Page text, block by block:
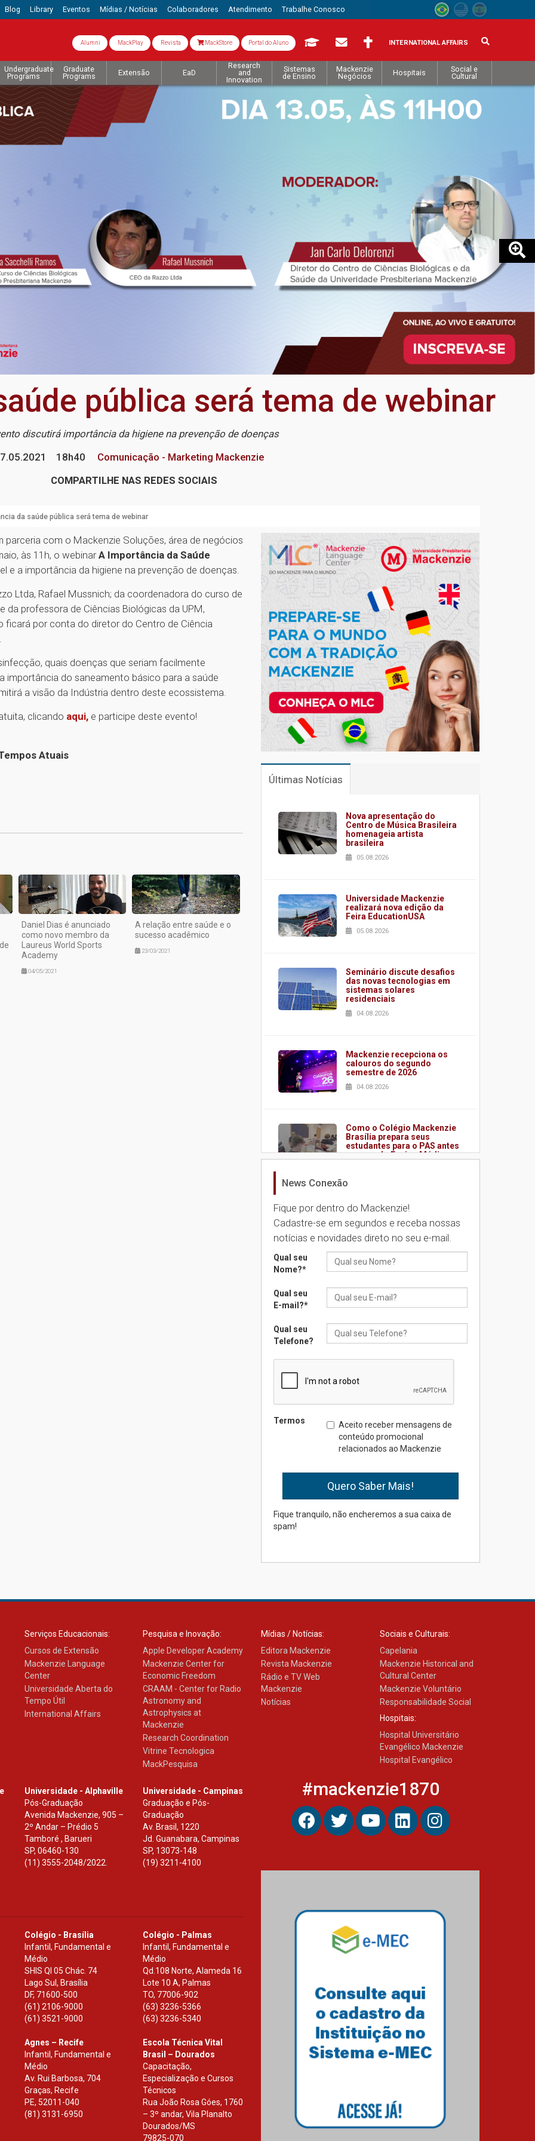
Blog Library Eventos Mídias / Notícias Colaboradores Atendimento Trabalhe Conosco
Alumni MackPlay Revista MackStore Portal do Aluno INTERNATIONAL AFFAIRS
Undergraduate
Programs
Graduate
Programs
Extensão EaD
Research
and
Innovation
Sistemas
de Ensino
Mackenzie
Negócios
Hospitais
Social e
Cultural
pública será tema de webinar
discutirá importância da higiene na prevenção de doenças
18h40
Comunicação - Marketing Mackenzie
COMPARTILHE NAS REDES SOCIAIS
da saúde pública será tema de webinar
parceria com o Mackenzie Soluções, área de negócios
às 11h, o webinar A Importância da Saúde
e a importância da higiene na prevenção de doenças.
Ltda, Rafael Mussnich; da coordenadora do curso de
da professora de Ciências Biológicas da UPM,
ficará por conta do diretor do Centro de Ciência
quais doenças que seriam facilmente
importância do saneamento básico para a saúde
a visão da Indústria dentro deste ecossistema.
clicando aqui, e participe deste evento!
Atuais
Daniel Dias é anunciado
como novo membro da
Laureus World Sports
Academy
04/05/2021
A relação entre saúde e o
sucesso acadêmico
23/03/2021
Últimas Notícias
Nova apresentação do
Centro de Música Brasileira
homenageia artista
brasileira
05.08.2026
Universidade Mackenzie
realizará nova edição da
Feira EducationUSA
05.08.2026
Seminário discute desafios
das novas tecnologias em
sistemas solares
residenciais
04.08.2026
Mackenzie recepciona os
calouros do segundo
semestre de 2026
04.08.2026
Como o Colégio Mackenzie
Brasília prepara seus
estudantes para o PAS antes
mesmo do Ensino Médio
Como os pais podem investir
na educação dos filhos além
da escola
04.08.2026
Transformadora reúne
docentes para debater
inovação e desafios da
04.08.2026
finalista do Prêmio Jabuti
com obra sobre ética e
arquitetura contemporânea
parcerias internacionais
03.08.2026
News Conexão
Fique por dentro do Mackenzie!
Cadastre-se em segundos e receba nossas
notícias e novidades direto no seu e-mail.
Qual seu
Nome?*
Qual seu
E-mail?*
Qual seu
Telefone?
Termos
Aceito receber mensagens de
conteúdo promocional
relacionados ao Mackenzie
Fique tranquilo, não encheremos a sua caixa de
spam!
Serviços Educacionais:
Cursos de Extensão
Mackenzie Language
Center
Universidade Aberta do
Tempo Útil
International Affairs
Pesquisa e Inovação:
Apple Developer Academy
Mackenzie Center for
Economic Freedom
CRAAM - Center for Radio
Astronomy and
Astrophysics at
Mackenzie
Research Coordination
Vitrine Tecnologica
MackPesquisa
Mídias / Notícias:
Editora Mackenzie
Revista Mackenzie
Rádio e TV Web
Mackenzie
Notícias
Sociais e Culturais:
Capelania
Mackenzie Historical and
Cultural Center
Mackenzie Voluntário
Responsabilidade Social
Hospitais:
Hospital Universitário
Evangélico Mackenzie
Hospital Evangélico
Universidade - Alphaville
Pós-Graduação
Avenida Mackenzie, 905 –
2º Andar – Prédio 5
Tamboré , Barueri
SP, 06460-130
(11) 3555-2048/2022.
Universidade - Campinas
Graduação e Pós-
Graduação
Av. Brasil, 1220
Jd. Guanabara, Campinas
SP, 13073-148
(19) 3211-4100
Colégio - Brasília
Infantil, Fundamental e
Médio
SHIS Ql 05 Chác. 74
Lago Sul, Brasília
DF, 71600-500
(61) 2106-9000
(61) 3521-9000
Colégio - Palmas
Infantil, Fundamental e
Médio
Qd.108 Norte, Alameda 16
Lote 10 A, Palmas
TO, 77006-902
(63) 3236-5366
(63) 3236-5340
Agnes – Recife
Infantil, Fundamental e
Médio
Av. Rui Barbosa, 704
Graças, Recife
PE, 52011-040
(81) 3131-6950
Escola Técnica Vital
Brasil – Dourados
Capacitação,
Especialização e Cursos
Técnicos
Rua João Rosa Góes, 1760
– 3º andar, Vila Planalto
Dourados/MS
79825-070
#mackenzie1870